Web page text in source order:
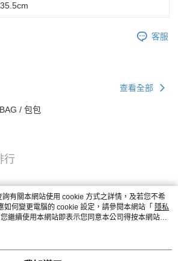
35.5cm
客服
查看全部
BAG / 包包
行
有關本網站使用 cookie 方式之詳情，及若您不希
如何變更電腦的 cookie 設定，請參閱本網站「 隱私
繼續使用本網站即表示您同意本公司得按本網站使
。